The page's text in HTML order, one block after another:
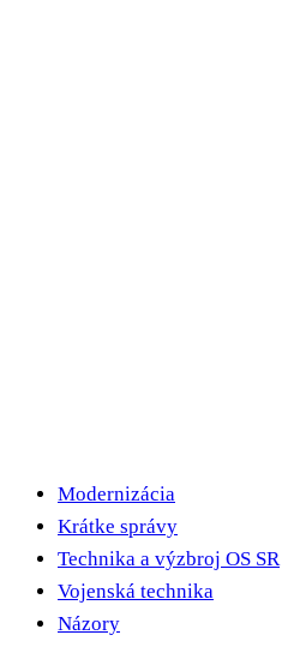
Modernizácia
Krátke správy
Technika a výzbroj OS SR
Vojenská technika
Názory